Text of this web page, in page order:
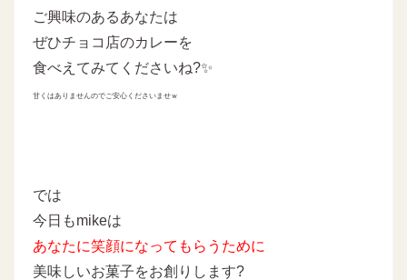
ご興味のあるあなたは
ぜひチョコ店のカレーを
食べえてみてくださいね?✨
甘くはありませんのでご安心くださいませｗ
では
今日もmikeは
あなたに笑顔になってもらうために
美味しいお菓子をお創りします?